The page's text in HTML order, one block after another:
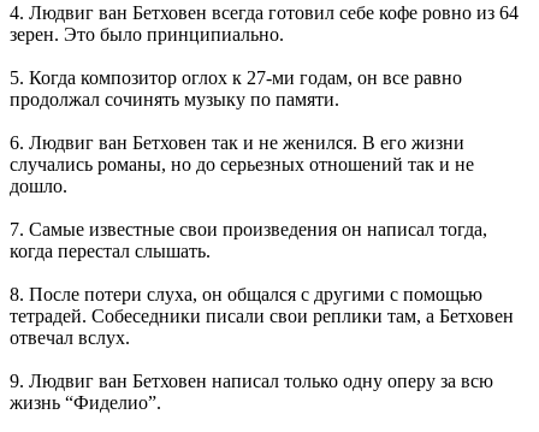
4. Людвиг ван Бетховен всегда готовил себе кофе ровно из 64
зерен. Это было принципиально.
5. Когда композитор оглох к 27-ми годам, он все равно
продолжал сочинять музыку по памяти.
6. Людвиг ван Бетховен так и не женился. В его жизни
случались романы, но до серьезных отношений так и не
дошло.
7. Самые известные свои произведения он написал тогда,
когда перестал слышать.
8. После потери слуха, он общался с другими с помощью
тетрадей. Собеседники писали свои реплики там, а Бетховен
отвечал вслух.
9. Людвиг ван Бетховен написал только одну оперу за всю
жизнь “Фиделио”.